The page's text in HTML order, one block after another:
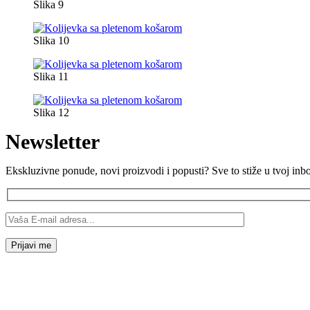
Slika 9
Slika 10
Slika 11
Slika 12
Newsletter
Ekskluzivne ponude, novi proizvodi i popusti? Sve to stiže u tvoj